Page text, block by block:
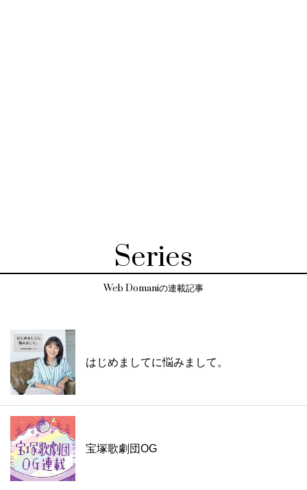
Series
Web Domaniの連載記事
はじめましてに悩みまして。
宝塚歌劇団OG